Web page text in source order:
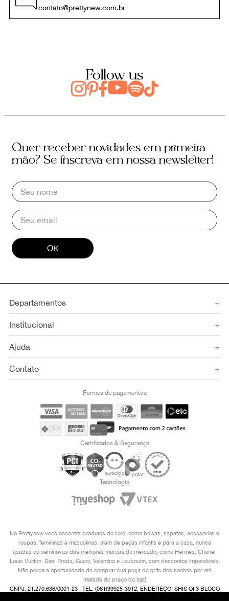
contato@prettynew.com.br
Follow us
Quer receber novidades em primeira
mão? Se inscreva em nossa newsletter!
OK
Departamentos +
Institucional +
Ajuda +
Contato +
Formas de pagamentos
Certificados & Segurança
Tecnologia
No Prettynew você encontra produtos de luxo, como bolsas, sapatos, acessórios e
roupas, femininas e masculinas, além de peças infantis e para a casa, nunca
usadas ou seminovas das melhores marcas do mercado, como Hermès, Chanel,
Louis Vuitton, Dior, Prada, Gucci, Valentino e Louboutin, com descontos imperdíveis.
Não perca a oportunidade de comprar sua peça de grife dos sonhos por até
metade do preço da loja!
CNPJ: 21.270.636/0001-23 , TEL: (061)99925-3912, ENDEREÇO: SHIS QI 3 BLOCO